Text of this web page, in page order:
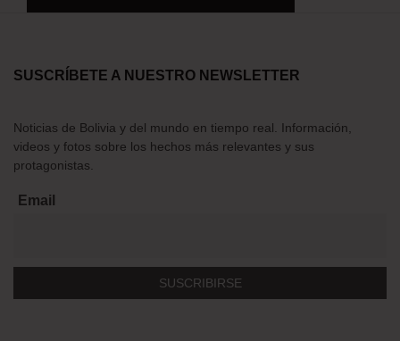
SUSCRÍBETE A NUESTRO NEWSLETTER
Noticias de Bolivia y del mundo en tiempo real. Información,
videos y fotos sobre los hechos más relevantes y sus
protagonistas.
Email